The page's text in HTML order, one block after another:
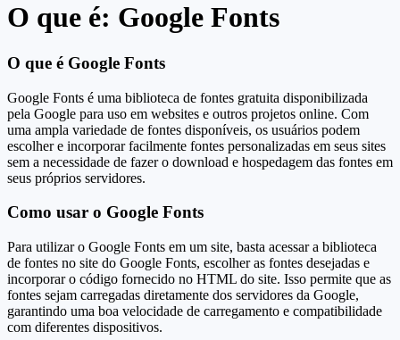
O que é: Google Fonts
O que é Google Fonts
Google Fonts é uma biblioteca de fontes gratuita disponibilizada
pela Google para uso em websites e outros projetos online. Com
uma ampla variedade de fontes disponíveis, os usuários podem
escolher e incorporar facilmente fontes personalizadas em seus sites
sem a necessidade de fazer o download e hospedagem das fontes em
seus próprios servidores.
Como usar o Google Fonts
Para utilizar o Google Fonts em um site, basta acessar a biblioteca
de fontes no site do Google Fonts, escolher as fontes desejadas e
incorporar o código fornecido no HTML do site. Isso permite que as
fontes sejam carregadas diretamente dos servidores da Google,
garantindo uma boa velocidade de carregamento e compatibilidade
com diferentes dispositivos.